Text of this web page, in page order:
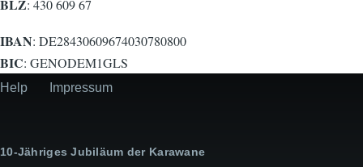
BLZ: 430 609 67
IBAN: DE28430609674030780800
BIC: GENODEM1GLS
Secondary
Help Impressum
10-Jähriges Jubiläum der Karawane